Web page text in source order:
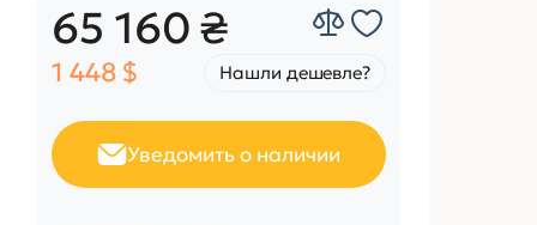
65 160 ₴
1 448 $ Нашли дешевле?
Уведомить о наличии